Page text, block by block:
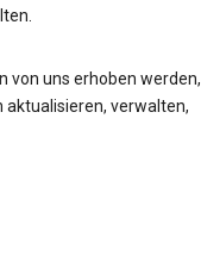
von uns erhoben werden,
aktualisieren, verwalten,